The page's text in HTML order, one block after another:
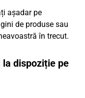
așadar pe
de produse sau
în trecut.
dispoziție pe